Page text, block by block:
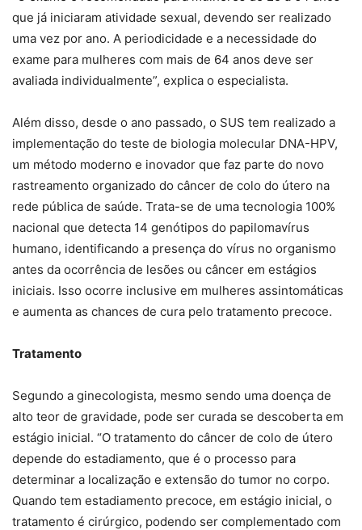
que já iniciaram atividade sexual, devendo ser realizado
uma vez por ano. A periodicidade e a necessidade do
exame para mulheres com mais de 64 anos deve ser
avaliada individualmente”, explica o especialista.
Além disso, desde o ano passado, o SUS tem realizado a
implementação do teste de biologia molecular DNA-HPV,
um método moderno e inovador que faz parte do novo
rastreamento organizado do câncer de colo do útero na
rede pública de saúde. Trata-se de uma tecnologia 100%
nacional que detecta 14 genótipos do papilomavírus
humano, identificando a presença do vírus no organismo
antes da ocorrência de lesões ou câncer em estágios
iniciais. Isso ocorre inclusive em mulheres assintomáticas
e aumenta as chances de cura pelo tratamento precoce.
Tratamento
Segundo a ginecologista, mesmo sendo uma doença de
alto teor de gravidade, pode ser curada se descoberta em
estágio inicial. “O tratamento do câncer de colo de útero
depende do estadiamento, que é o processo para
determinar a localização e extensão do tumor no corpo.
Quando tem estadiamento precoce, em estágio inicial, o
tratamento é cirúrgico, podendo ser complementado com